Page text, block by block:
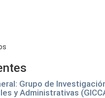
Grupo de
y Administrativas